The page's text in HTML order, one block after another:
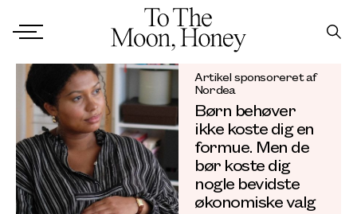
Artikel sponsoreret af
Nordea
Børn behøver
ikke koste dig en
formue. Men de
bør koste dig
nogle bevidste
økonomiske valg